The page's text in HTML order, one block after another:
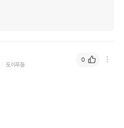
토이푸들
0